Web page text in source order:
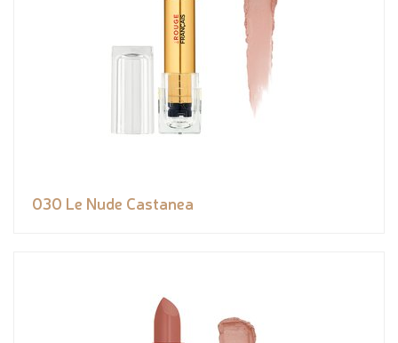
030 Le Nude Castanea